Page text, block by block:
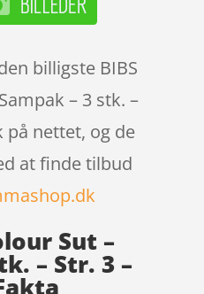
billigste BIBS
– 3 stk. –
på nettet, og de
at finde tilbud
Sut –
– Str. 3 –